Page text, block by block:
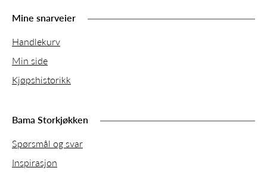
Mine snarveier
Handlekurv
Min side
Kjøpshistorikk
Bama Storkjøkken
Spørsmål og svar
Inspirasjon